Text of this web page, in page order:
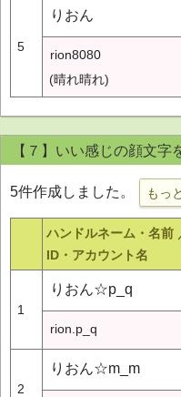
5
りおん
rion8080
(晴れ晴れ)
【７】いい感じの顔文字
5件作成しました。 もっ
ハンドルネーム・名前
ID・アカウント名
1
りおん☆p_q
rion.p_q
2
りおん☆m_m